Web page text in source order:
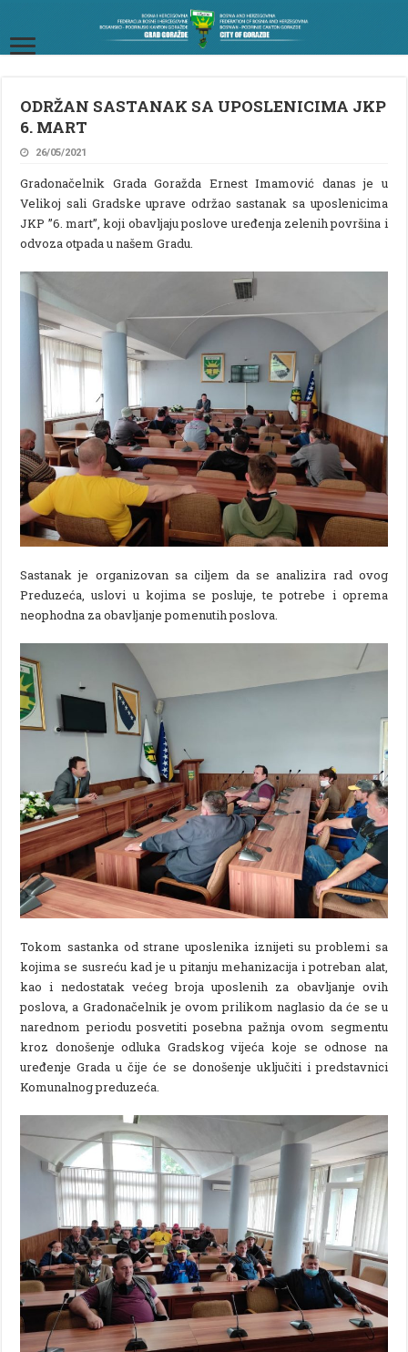
ODRŽAN SASTANAK SA UPOSLENICIMA JKP
6. MART
26/05/2021
Gradonačelnik Grada Goražda Ernest Imamović danas je u
Velikoj sali Gradske uprave održao sastanak sa uposlenicima
JKP ”6. mart”, koji obavljaju poslove uređenja zelenih površina i
odvoza otpada u našem Gradu.
Sastanak je organizovan sa ciljem da se analizira rad ovog
Preduzeća, uslovi u kojima se posluje, te potrebe i oprema
neophodna za obavljanje pomenutih poslova.
Tokom sastanka od strane uposlenika iznijeti su problemi sa
kojima se susreću kad je u pitanju mehanizacija i potreban alat,
kao i nedostatak većeg broja uposlenih za obavljanje ovih
poslova, a Gradonačelnik je ovom prilikom naglasio da će se u
narednom periodu posvetiti posebna pažnja ovom segmentu
kroz donošenje odluka Gradskog vijeća koje se odnose na
uređenje Grada u čije će se donošenje uključiti i predstavnici
Komunalnog preduzeća.